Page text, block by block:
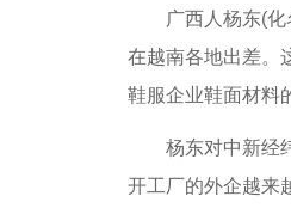
广西人杨东(化名
在越南各地出差。
鞋服企业鞋面材料
杨东对中新经纬
开工厂的外企越来